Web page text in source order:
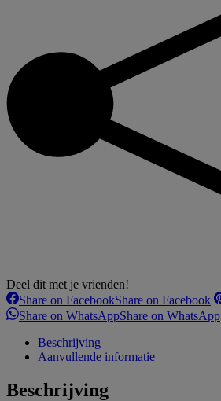
Deel dit met je vrienden!
Share on FacebookShare on Facebook
Share on WhatsAppShare on WhatsApp
Beschrijving
Aanvullende informatie
Beschrijving